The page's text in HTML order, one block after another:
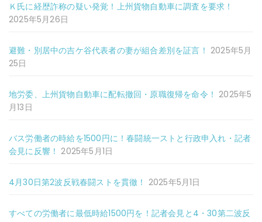
Ｋ氏に経歴詐称の疑い発覚！上州貨物自動車に調査を要求！
2025年5月26日
避難・別居中の吉ケ谷代表者の妻が組合差別を証言！ 2025年5月
25日
地労委、上州貨物自動車に配転撤回・原職復帰を命令！ 2025年5
月13日
バス労働者の時給を1500円に！春闘統一ストと行政申入れ・記者
会見に反響！ 2025年5月1日
4月30日第2波反戦春闘ストを貫徹！ 2025年5月1日
すべての労働者に最低時給1500円を！記者会見と4・30第二波反